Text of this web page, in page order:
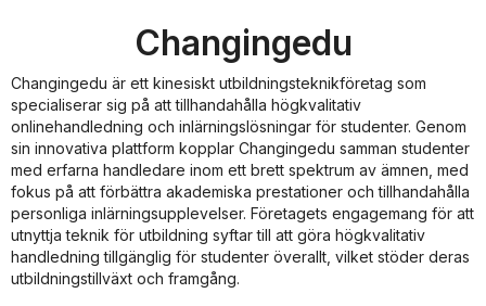
Changingedu
Changingedu är ett kinesiskt utbildningsteknikföretag som
specialiserar sig på att tillhandahålla högkvalitativ
onlinehandledning och inlärningslösningar för studenter. Genom
sin innovativa plattform kopplar Changingedu samman studenter
med erfarna handledare inom ett brett spektrum av ämnen, med
fokus på att förbättra akademiska prestationer och tillhandahålla
personliga inlärningsupplevelser. Företagets engagemang för att
utnyttja teknik för utbildning syftar till att göra högkvalitativ
handledning tillgänglig för studenter överallt, vilket stöder deras
utbildningstillväxt och framgång.